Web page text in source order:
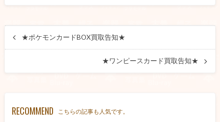
★ポケモンカードBOX買取告知★
★ワンピースカード買取告知★
RECOMMEND こちらの記事も人気です。